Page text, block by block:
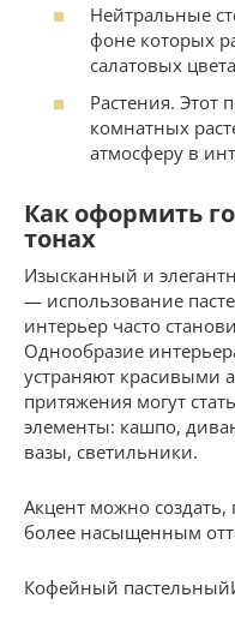
Нейтральные
фоне которых
салатовых
Растения. Этот
комнатных
атмосферу в
Как оформить
тонах
Изысканный и
— использование
интерьер часто
Однообразие
устраняют красивыми
притяжения могут
элементы: кашпо,
вазы, светильники.
Акцент можно создать,
более насыщенным
Кофейный